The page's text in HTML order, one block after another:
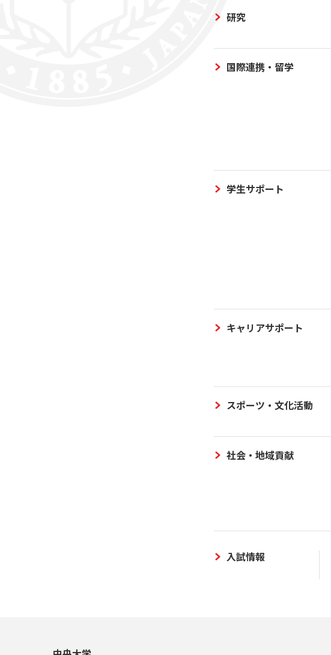
研究
国際連携・留学
学生サポート
キャリアサポート
スポーツ・文化活動
社会・地域貢献
入試情報